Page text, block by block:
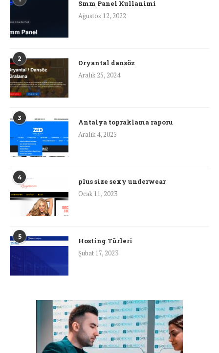
Smm Panel Kullanimi
Ağustos 12, 2022
2
Oryantal dansöz
Aralık 25, 2024
3
Antalya topraklama raporu
Aralık 4, 2025
4
plus size sexy underwear
Ocak 11, 2023
5
Hosting Türleri
Şubat 17, 2023